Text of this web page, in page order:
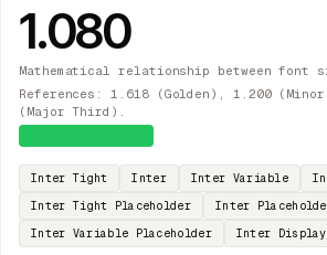
1.080
Mathematical relationship between font
References: 1.618 (Golden), 1.200
(Major Third).
Inter Tight Inter Inter Variable
Inter Tight Placeholder
Inter
Inter Variable Placeholder
Inter